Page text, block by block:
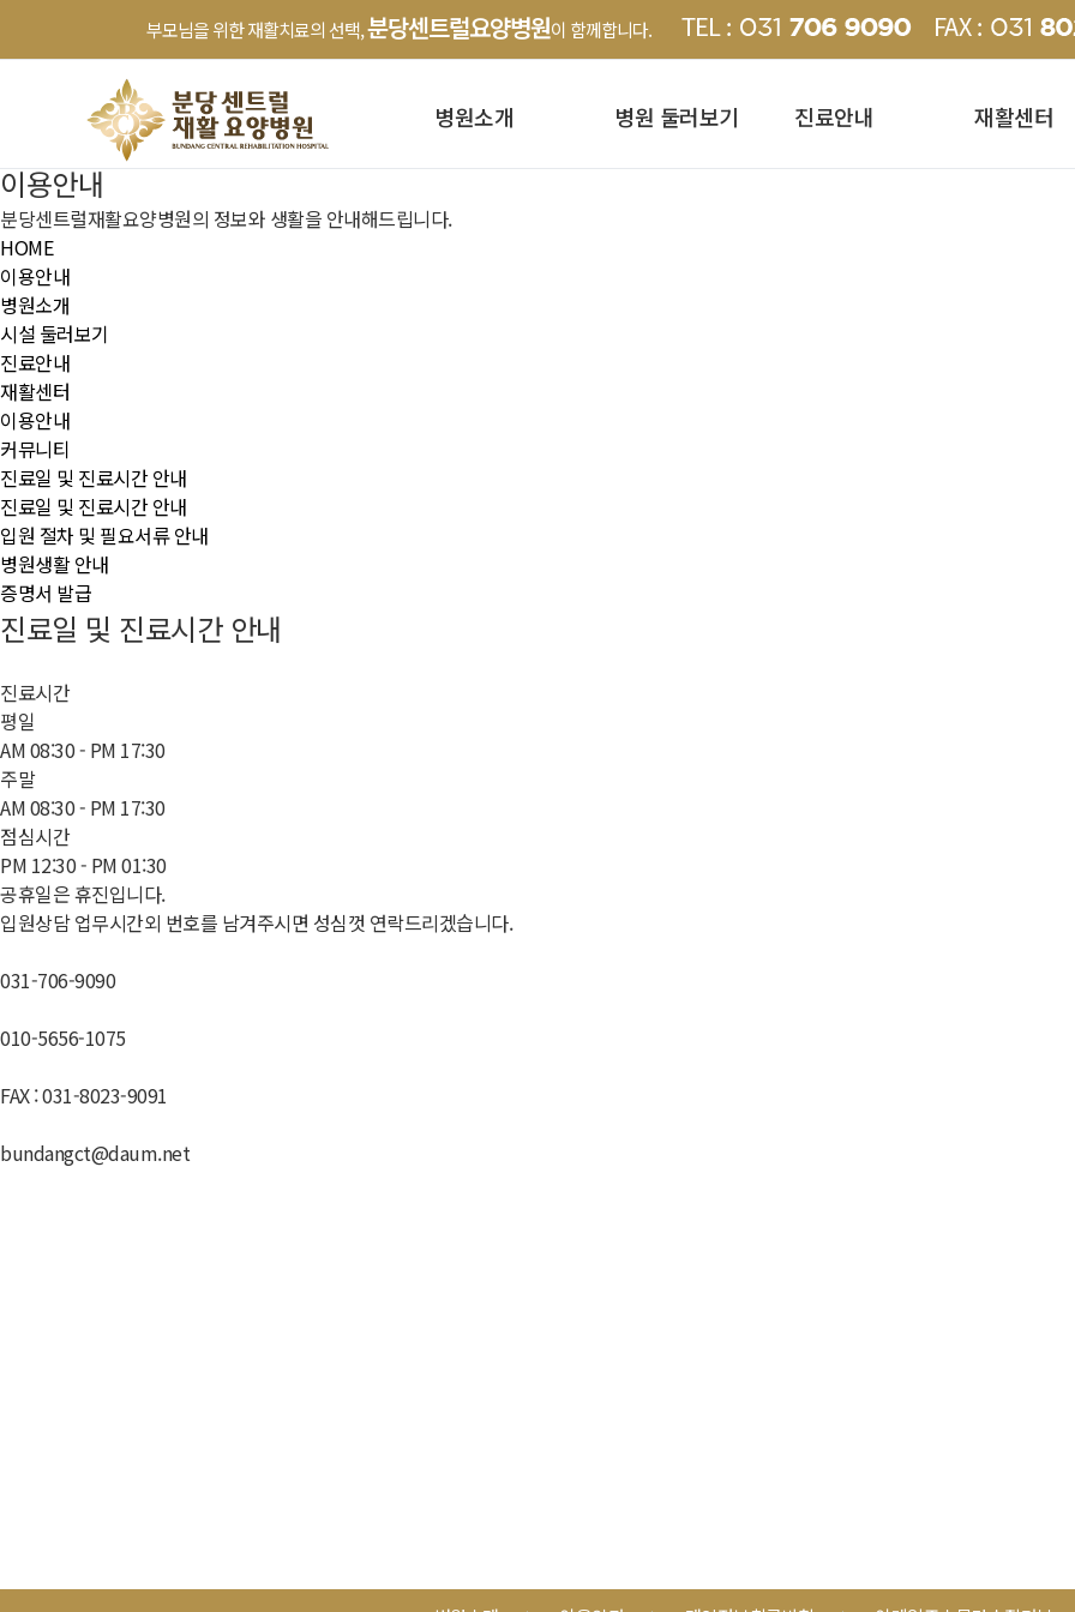
부모님을 위한 재활치료의 선택,분당센트럴요양병원이 함께합니다.
병원소개 병원 둘러보기 진료안내 재활센터
이용안내
분당센트럴재활요양병원의 정보와 생활을 안내해드립니다.
HOME
이용안내
병원소개
시설 둘러보기
진료안내
재활센터
이용안내
커뮤니티
진료일 및 진료시간 안내
진료일 및 진료시간 안내
입원 절차 및 필요서류 안내
병원생활 안내
증명서 발급
진료일 및 진료시간 안내
진료시간
평일
AM 08:30 - PM 17:30
주말
AM 08:30 - PM 17:30
점심시간
PM 12:30 - PM 01:30
공휴일은 휴진입니다.
입원상담 업무시간외 번호를 남겨주시면 성심껏 연락드리겠습니다.
031-706-9090
010-5656-1075
FAX : 031-8023-9091
bundangct@daum.net